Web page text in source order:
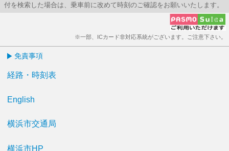
付を検索した場合は、乗車前に改めて時刻のご確認をお願いいたします。
※一部、ICカード非対応系統がございます。ご注意下さい。
免責事項
経路・時刻表
English
横浜市交通局
横浜市HP